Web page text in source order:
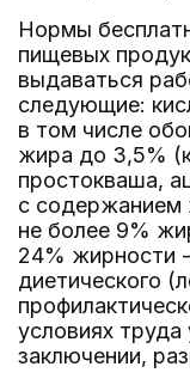
Нормы
пищевых
выдаваться
следующие:
в том числе
жира до 3,5%
простокваша,
с содержанием
не более 9%
24% жирности
диетического
условиях
заключении,